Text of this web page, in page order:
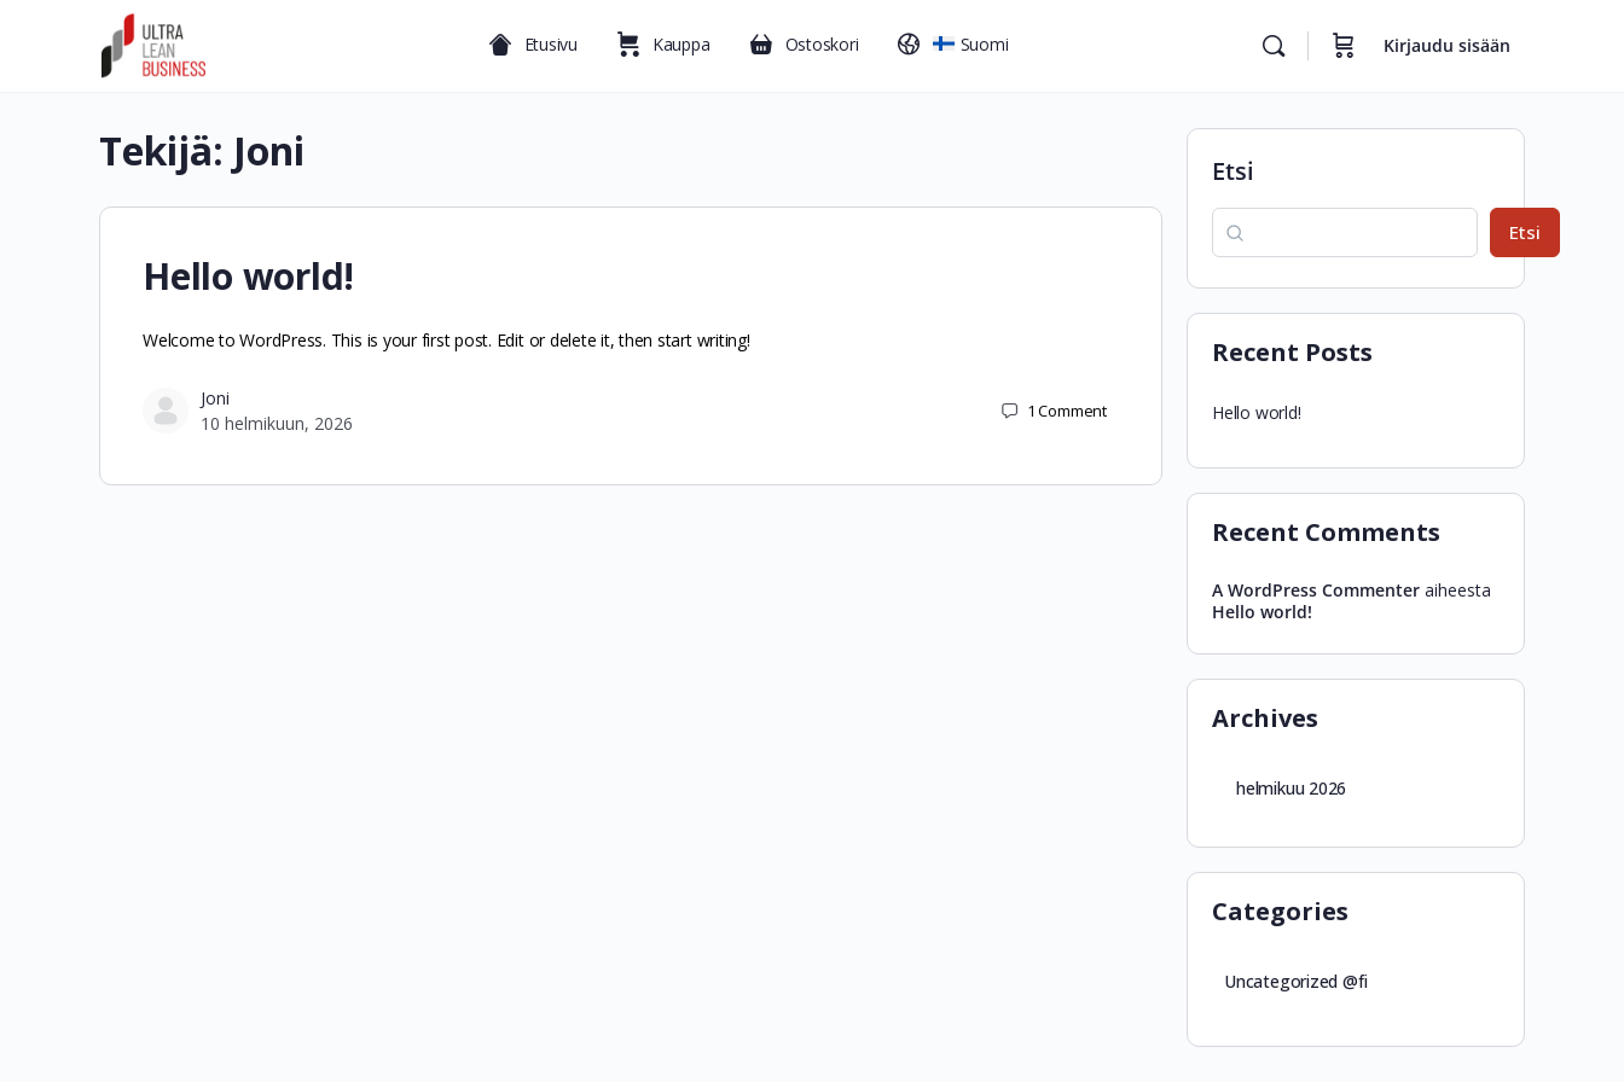
Etusivu Kauppa Ostoskori Suomi Kirjaudu sisään
Tekijä: Joni
Hello world!
Welcome to WordPress. This is your first post. Edit or delete it, then start writing!
Joni
10 helmikuun, 2026
1Comment
Etsi
Etsi
Recent Posts
Hello world!
Recent Comments
A WordPress Commenter aiheesta
Hello world!
Archives
helmikuu 2026
Categories
Uncategorized @fi